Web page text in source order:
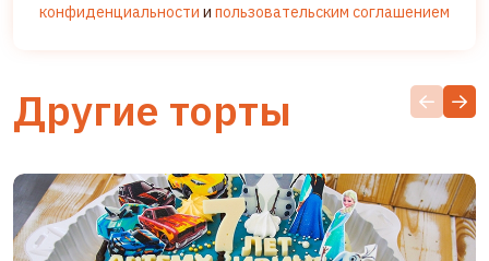
конфиденциальности и пользовательским соглашением
Другие торты